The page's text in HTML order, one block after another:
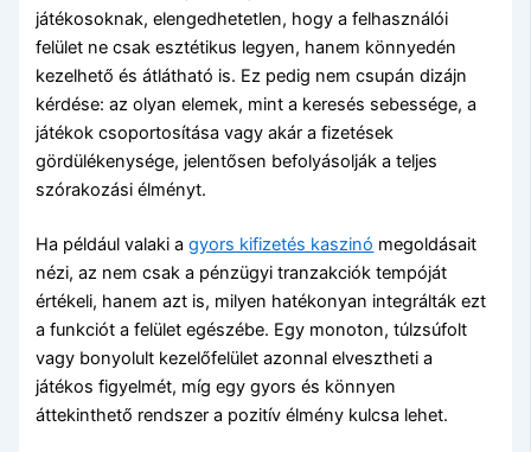
játékosoknak, elengedhetetlen, hogy a felhasználói
felület ne csak esztétikus legyen, hanem könnyedén
kezelhető és átlátható is. Ez pedig nem csupán dizájn
kérdése: az olyan elemek, mint a keresés sebessége, a
játékok csoportosítása vagy akár a fizetések
gördülékenysége, jelentősen befolyásolják a teljes
szórakozási élményt.
Ha például valaki agyors kifizetés kaszinó megoldásait
nézi, az nem csak a pénzügyi tranzakciók tempóját
értékeli, hanem azt is, milyen hatékonyan integrálták ezt
a funkciót a felület egészébe. Egy monoton, túlzsúfolt
vagy bonyolult kezelőfelület azonnal elvesztheti a
játékos figyelmét, míg egy gyors és könnyen
áttekinthető rendszer a pozitív élmény kulcsa lehet.